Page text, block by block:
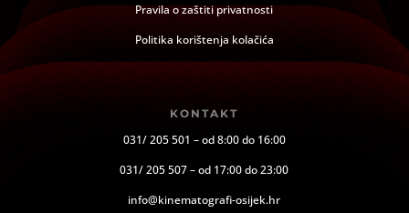
Pravila o zaštiti privatnosti
Politika korištenja kolačića
KONTAKT
031/ 205 501 – od 8:00 do 16:00
031/ 205 507 – od 17:00 do 23:00
info@kinematografi-osijek.hr